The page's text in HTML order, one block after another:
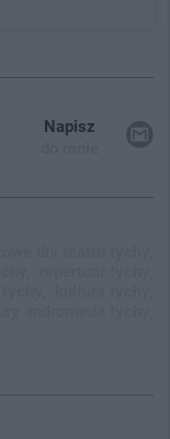
Napisz